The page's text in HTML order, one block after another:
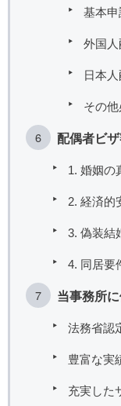
基本
外国
日本
その
配偶者ビ
1. 婚姻の
2. 経済的
3. 偽装結
4. 同居要
当事務所
法務省認
豊富な実
充実した